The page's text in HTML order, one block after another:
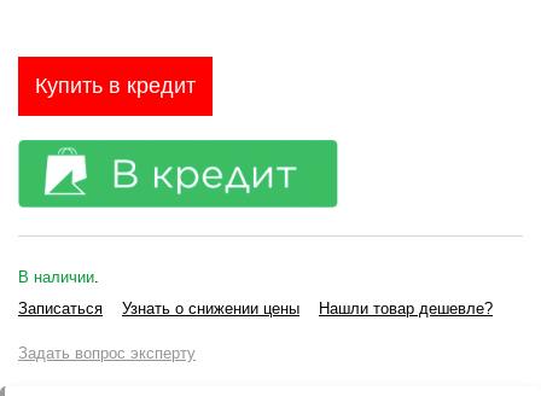
Купить в кредит
В наличии.
Записаться
Узнать о снижении цены Нашли товар дешевле?
Задать вопрос эксперту